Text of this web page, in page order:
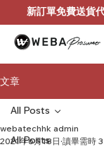
新訂單免費送貨
文章
All Posts
All Posts
webatechhk admin
2021年6月18日 讀畢需時